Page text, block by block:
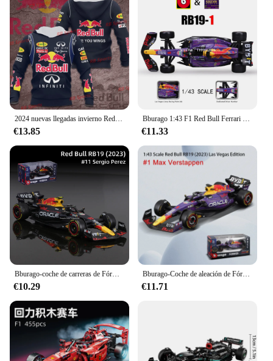
available for sale, making it easy for vendors to
stock up and offer a diverse range of models to their
customers. Whether you're a seasoned collector or a
newcomer to the hobby, this collection promises to
deliver the joy of owning a piece of racing history.
2024 nuevas llegadas invierno Red Bull & Infiniti Teamline Racing Fórmula 1 cordón 3D impreso Sudadera con capucha concurso F1 Racing adulto
€13.85
Bburago 1:43 F1 Red Bull Ferrari Mercedes Benz Aston Martin McLaren Alfa Romeo coche de aleación de lujo fundido a presión modelo de coche serie de Juguetes
€11.33
Bburago-coche de carreras de Fórmula 1:43 2023 RB19 #1 #11 Red Bull F1, simulación estática, aleación fundida a presión
€10.29
Bburago-Coche de aleación de Fórmula 1, modelo de coche fundido a presión, 1:43, 2023, nuevo equipo McLaren F1, MCL60 4 # Lando Norris 81 # Oscar Piastri
€11.71